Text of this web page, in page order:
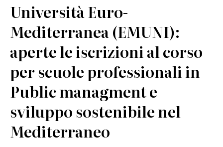
Università Euro-
Mediterranea (EMUNI):
aperte le iscrizioni al corso
per scuole professionali in
Public managment e
sviluppo sostenibile nel
Mediterraneo